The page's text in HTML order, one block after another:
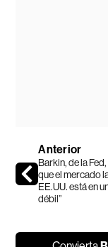
Anterior
Barkin, de la
que el mercado
EE.UU. está en
débil”